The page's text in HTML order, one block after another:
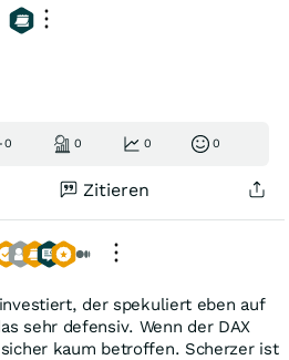
0 0 0 0
Zitieren
der spekuliert eben auf
sehr defensiv. Wenn der DAX
kaum betroffen. Scherzer ist